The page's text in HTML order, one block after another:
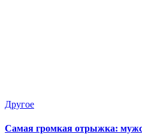
Опубликовано
Другое
Самая громкая отрыжка: